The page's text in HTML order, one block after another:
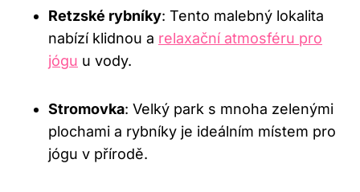
Retzské rybníky: Tento malebný lokalita
nabízí klidnou a relaxační atmosféru pro
jógu u vody.
Stromovka: Velký park s mnoha zelenými
plochami a rybníky je ideálním místem pro
jógu v přírodě.